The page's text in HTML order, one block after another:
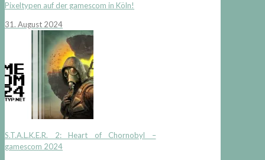
Pixeltypen auf der gamescom in Köln!
31. August 2024
S.T.A.L.K.E.R. 2: Heart of Chornobyl –
gamescom 2024